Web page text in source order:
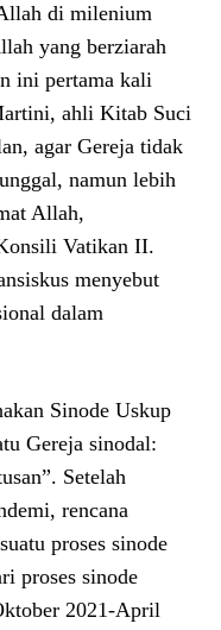
di milenium
yang berziarah
ini pertama kali
ahli Kitab Suci
agar Gereja tidak
namun lebih
Allah,
Vatikan II.
menyebut
dalam
Sinode Uskup
Gereja sinodal:
Setelah
rencana
proses sinode
proses sinode
2021-April